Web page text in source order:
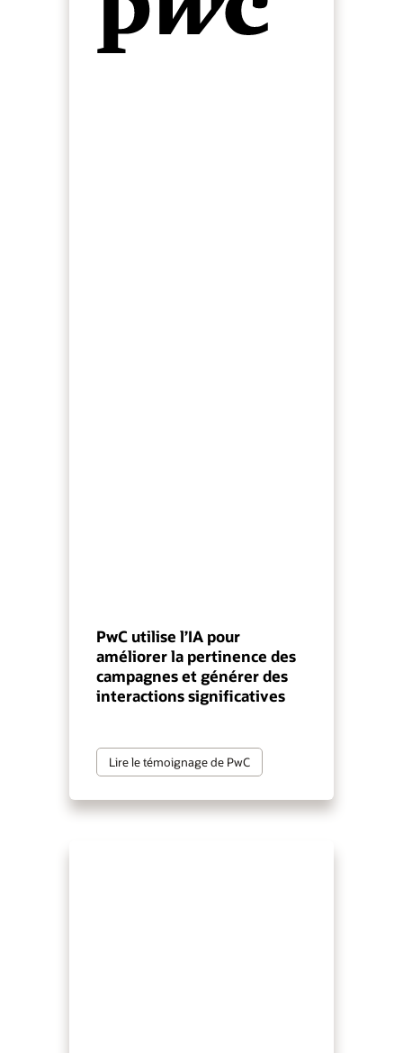
PwC utilise l’IA pour
améliorer la pertinence des
campagnes et générer des
interactions significatives
Lire le témoignage de PwC